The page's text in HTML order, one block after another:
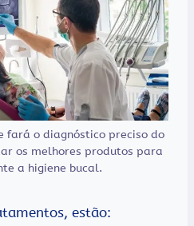
fará o diagnóstico preciso do
os melhores produtos para
a higiene bucal.
estão: